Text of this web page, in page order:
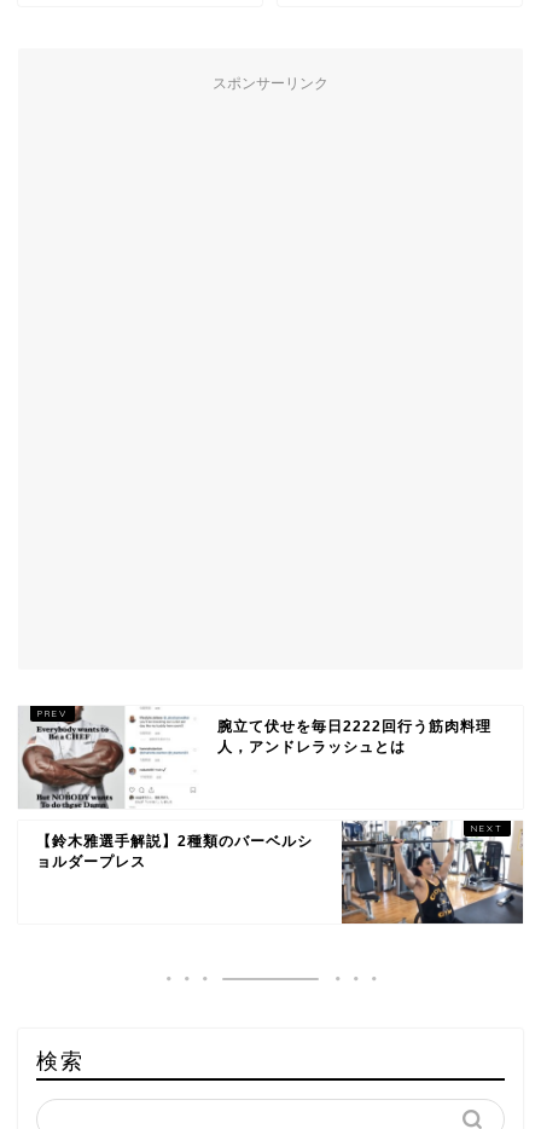
スポンサーリンク
腕立て伏せを毎日2222回行う筋肉料理
人，アンドレラッシュとは
【鈴木雅選手解説】2種類のバーベルシ
ョルダープレス
検索